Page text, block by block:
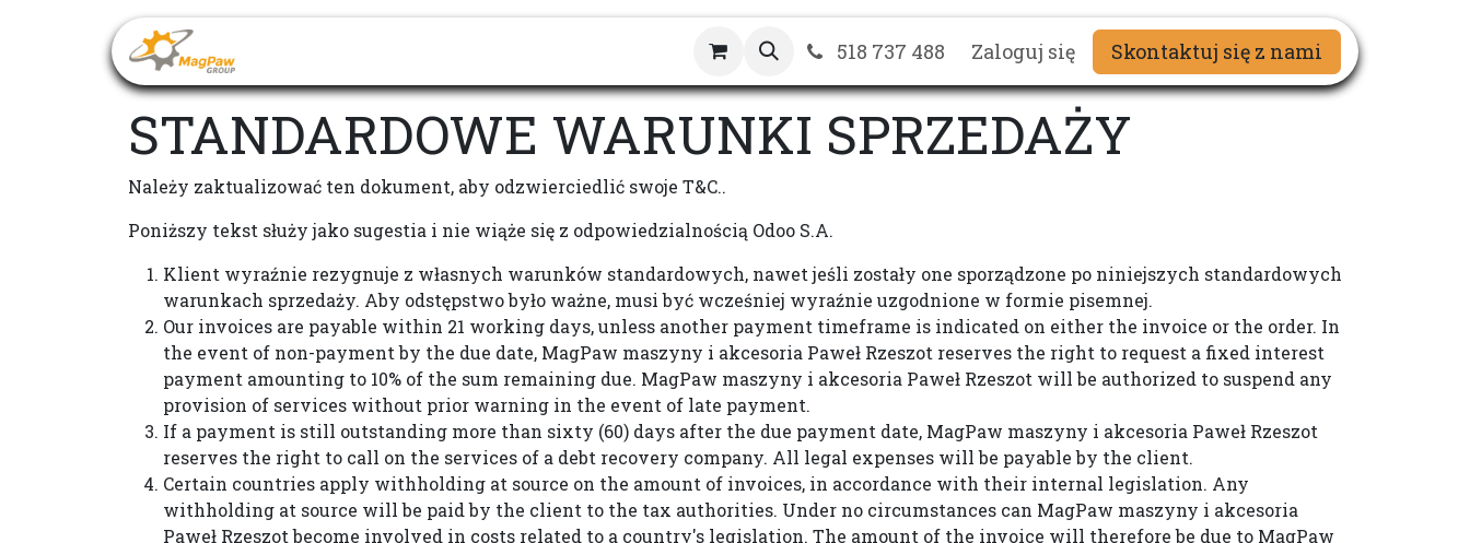
Przejdź do zawartości
Skontaktuj się z nami
518 737 488 Zaloguj się Skontaktuj się z nami
STANDARDOWE WARUNKI SPRZEDAŻY
Należy zaktualizować ten dokument, aby odzwierciedlić swoje T&C..
Poniższy tekst służy jako sugestia i nie wiąże się z odpowiedzialnością Odoo S.A.
Klient wyraźnie rezygnuje z własnych warunków standardowych, nawet jeśli zostały one sporządzone po niniejszych standardowych
warunkach sprzedaży. Aby odstępstwo było ważne, musi być wcześniej wyraźnie uzgodnione w formie pisemnej.
Our invoices are payable within 21 working days, unless another payment timeframe is indicated on either the invoice or the order. In
the event of non-payment by the due date, MagPaw maszyny i akcesoria Paweł Rzeszot reserves the right to request a fixed interest
payment amounting to 10% of the sum remaining due. MagPaw maszyny i akcesoria Paweł Rzeszot will be authorized to suspend any
provision of services without prior warning in the event of late payment.
If a payment is still outstanding more than sixty (60) days after the due payment date, MagPaw maszyny i akcesoria Paweł Rzeszot
reserves the right to call on the services of a debt recovery company. All legal expenses will be payable by the client.
Certain countries apply withholding at source on the amount of invoices, in accordance with their internal legislation. Any
withholding at source will be paid by the client to the tax authorities. Under no circumstances can MagPaw maszyny i akcesoria
Paweł Rzeszot become involved in costs related to a country's legislation. The amount of the invoice will therefore be due to MagPaw